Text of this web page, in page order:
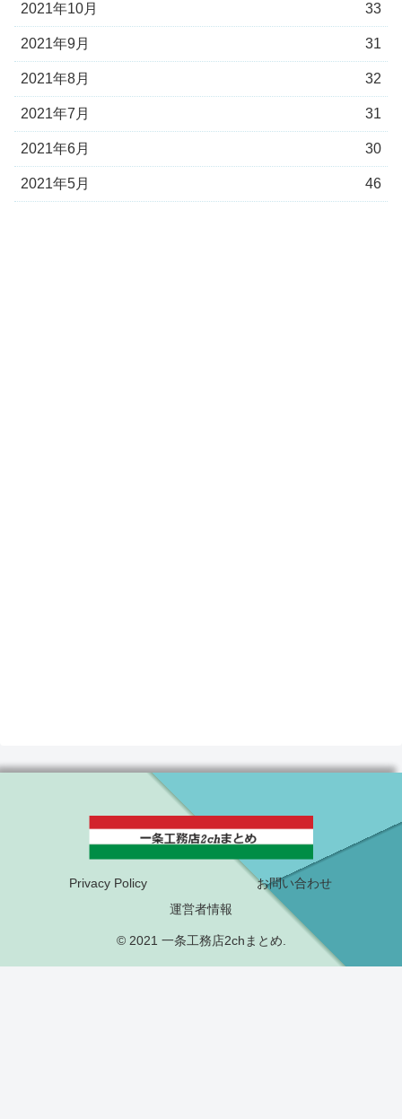
2021年10月 33
2021年9月 31
2021年8月 32
2021年7月 31
2021年6月 30
2021年5月 46
Privacy Policy
お問い合わせ
運営者情報
© 2021 一条工務店2chまとめ.